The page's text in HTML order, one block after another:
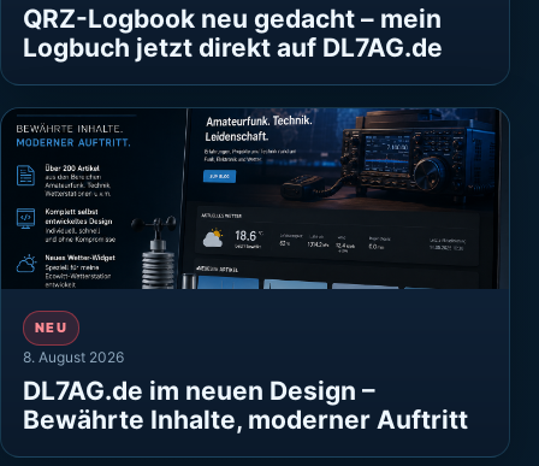
QRZ-Logbook neu gedacht – mein
Logbuch jetzt direkt auf DL7AG.de
NEU
8. August 2026
DL7AG.de im neuen Design –
Bewährte Inhalte, moderner Auftritt